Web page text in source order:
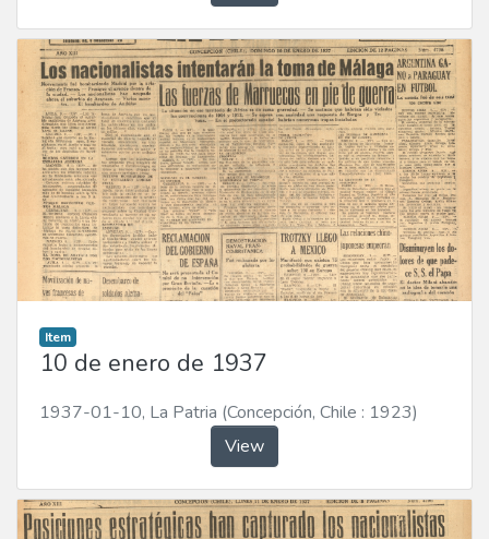
Item
10 de enero de 1937
1937-01-10, La Patria (Concepción, Chile : 1923)
View